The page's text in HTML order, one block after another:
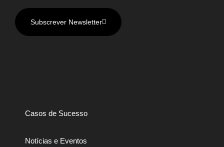
Subscrever Newsletter
Casos de Sucesso
Notícias e Eventos